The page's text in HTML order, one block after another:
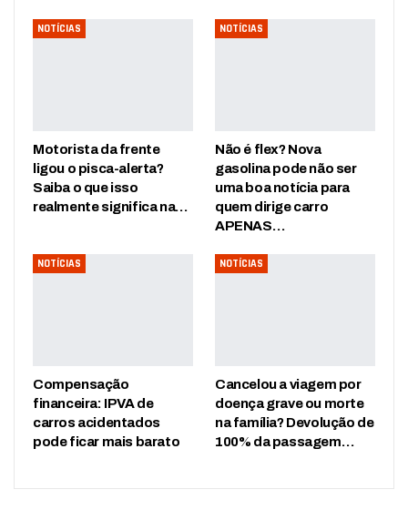
NOTÍCIAS
Motorista da frente
ligou o pisca-alerta?
Saiba o que isso
realmente significa na…
NOTÍCIAS
Não é flex? Nova
gasolina pode não ser
uma boa notícia para
quem dirige carro
APENAS…
NOTÍCIAS
Compensação
financeira: IPVA de
carros acidentados
pode ficar mais barato
NOTÍCIAS
Cancelou a viagem por
doença grave ou morte
na família? Devolução de
100% da passagem…